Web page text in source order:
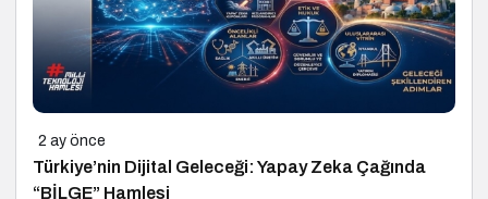
2 ay önce
Türkiye’nin Dijital Geleceği: Yapay Zeka Çağında
“BİLGE” Hamlesi